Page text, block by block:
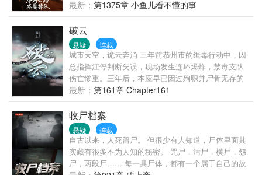
任骂、死心塌地的腹黑小攻’的故事。冷血·禁欲傲娇受
心眼温柔攻年下，养成，励志…主受，1各位大大注
意，本周四入v，当日早上十点三更。周二周三照常下
午六点准时更新，不断更哦～本文境界划分：灵者，
灵师，灵王，灵皇（渡劫），圣者，圣师，圣王，圣
皇，仙。灵皇巅峰会有天劫，渡劫失败绝大多数身死
道消，只有极小几率踏入转轮境，炼神九转成就圣师
位。作者的完结文：↓披着作者壳子的某神穿成文里的
贱受主角，步步为营创建地府，覆灭皇朝，收了至尊
（攻）的辉煌[大雾]一生。有兴趣请戳→→祝大大们看
文愉快，然后专栏求个收藏→→基友好看的文文链接
地址↓本文注：①大阵容长篇，升级流，修仙背景玄幻
强强，非凡人流修真，爱挖坑却都会填。②剧情为主
感情为辅，目标是不在一起天理不容的篇需要很多关
行车在他手中蜕变为装甲战车。 破旧帐篷进化成移动
堡垒。 当别人为半块压缩饼干拼命时，他的房车已装
载着自动净水系统和微型生态农场。 但真正的危机来
自迷雾深处——那些杀不死的诡异追逐着迁徙车辙。
诡异无法杀死，除非序列超凡。 超过百种匪夷所思的
序列超凡。 超百种奇异奇物…… 又有书名：
最新： 第1375章 小鱼儿看不懂的事
破云
悬疑 连载
城市天空，诡云奔涌 三年前恭州市的缉毒行动中，因
总指挥江停判断失误，现场发生连环爆炸，禁毒支队
伤亡惨重。三年后，本应早已因过殉职并尸骨无存的
江停，竟奇迹般从植物人状态下醒来了。 英魂不得安
息，他必须从地狱重返人间，倾其所有来还原血腥离
奇的真相。 现代都市刑侦，英俊潇洒十项全能进可百
米狙人头退可徒手拆炸|弹没事就爱装个逼的攻&因为
反正随时准备完蛋所以不管发生什么事都很淡定的受
正常每周更六休一，HE
最新： 第161章 Chapter161
收尸档案
悬疑 连载
自古以来，人死留尸。 但很少有人知道，尸体里面其
实藏有很多不为人知的秘密。 咒尸，活尸，横尸，怨
尸，两段尸…… 每一具尸体，都有一个属于自己的故